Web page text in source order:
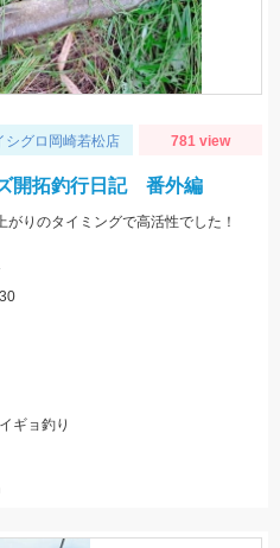
シグロ岡崎若松店 781 view
開拓釣行日記 番外編
りのタイミングで高活性でした！
ギョ釣り